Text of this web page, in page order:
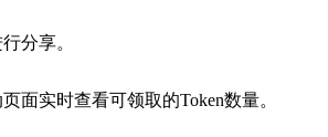
分享。
面实时查看可领取的Token数量。